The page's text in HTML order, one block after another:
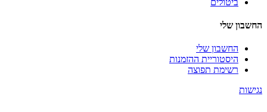
החשבון שלי
החשבון שלי
היסטוריית ההזמנות
רשימת תפוצה
נגישות